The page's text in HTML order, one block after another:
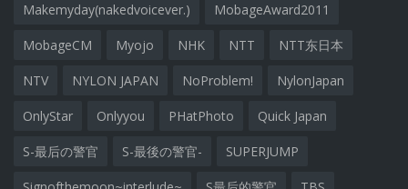
Makemyday(nakedvoicever.) MobageAward2011
MobageCM Myojo NHK NTT NTT东日本
NTV NYLON JAPAN NoProblem! NylonJapan
OnlyStar Onlyyou PHatPhoto Quick Japan
S-最后の警官 S-最後の警官- SUPERJUMP